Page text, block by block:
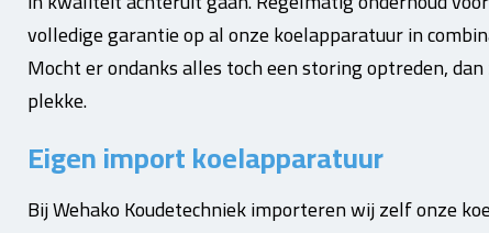
volledige garantie op al onze koelapparatuur in
Mocht er ondanks alles toch een storing optreden,
plekke.
Eigen import koelapparatuur
Bij Wehako Koudetechniek importeren wij zelf onze